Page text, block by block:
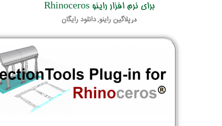
برای نرم افزار راینو Rhinoceros
درپلاگین راینو,دانلود رایگان